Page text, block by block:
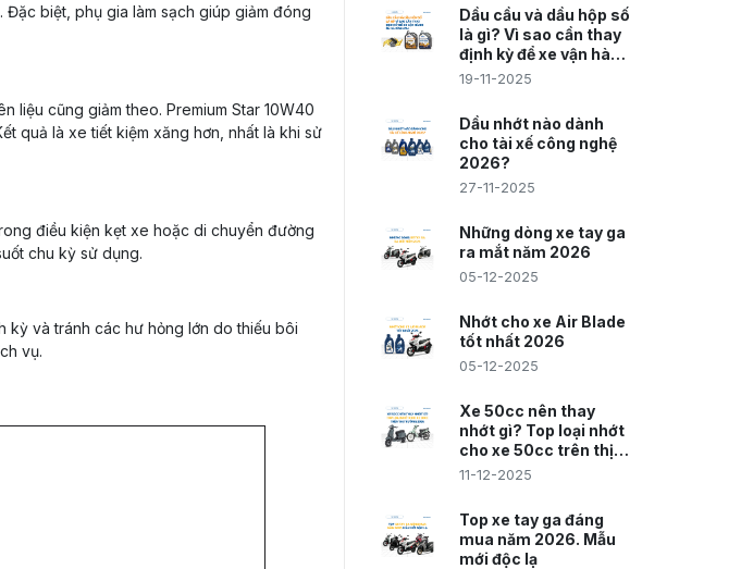
biệt, phụ gia làm sạch giúp giảm đóng
liệu cũng giảm theo. Premium Star 10W40
quả là xe tiết kiệm xăng hơn, nhất là khi sử
điều kiện kẹt xe hoặc di chuyển đường
chu kỳ sử dụng.
kỳ và tránh các hư hỏng lớn do thiếu bôi
vụ.
Dầu cầu và dầu hộp số
là gì? Vì sao cần thay
định kỳ để xe vận hành
êm và bền hơn
19-11-2025
Dầu nhớt nào dành
cho tài xế công nghệ
2026?
27-11-2025
Những dòng xe tay ga
ra mắt năm 2026
05-12-2025
Nhớt cho xe Air Blade
tốt nhất 2026
05-12-2025
Xe 50cc nên thay
nhớt gì? Top loại nhớt
cho xe 50cc trên thị
trường 2026
11-12-2025
Top xe tay ga đáng
mua năm 2026. Mẫu
mới độc lạ